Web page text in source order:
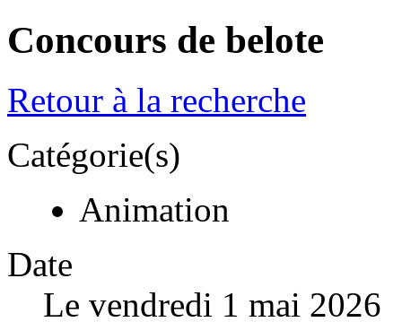
Concours de belote
Retour à la recherche
Catégorie(s)
Animation
Date
Le vendredi 1 mai 2026